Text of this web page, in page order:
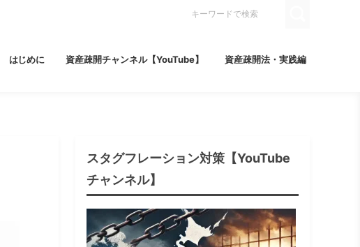
はじめに 資産疎開チャンネル【YouTube】 資産疎開法・実践編
スタグフレーション対策【YouTube
チャンネル】